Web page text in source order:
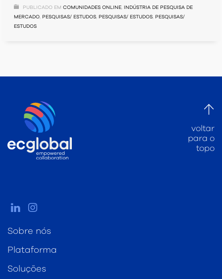
PUBLICADO EM COMUNIDADES ONLINE, INDÚSTRIA DE PESQUISA DE
MERCADO, PESQUISAS/ ESTUDOS, PESQUISAS/ ESTUDOS, PESQUISAS/
ESTUDOS
voltar
para o
topo
Sobre nós
Plataforma
Soluções